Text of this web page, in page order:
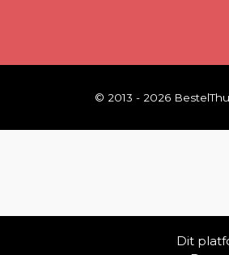
© 2013 - 2026
Dit